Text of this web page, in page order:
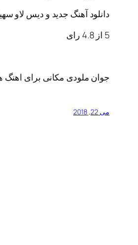
دانلود آهنگ جدید و دیس لاو
5 از4.8 رای
جوان ملودی مکانی برای اهنگ
می 22, 2018